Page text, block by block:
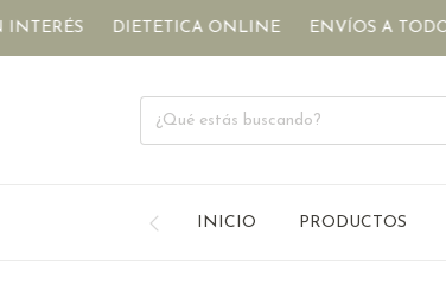
DIETETICA ONLINE ENVÍOS A TODO
INICIO PRODUCTOS